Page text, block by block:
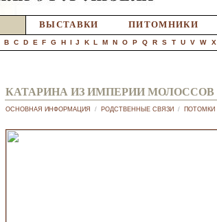
ВЫСТАВКИ ПИТОМНИКИ
B C D E F G H I J K L M N O P Q R S T U V W X
КАТАРИНА ИЗ ИМПЕРИИ МОЛОССОВ
ОСНОВНАЯ ИНФОРМАЦИЯ / РОДСТВЕННЫЕ СВЯЗИ / ПОТОМКИ